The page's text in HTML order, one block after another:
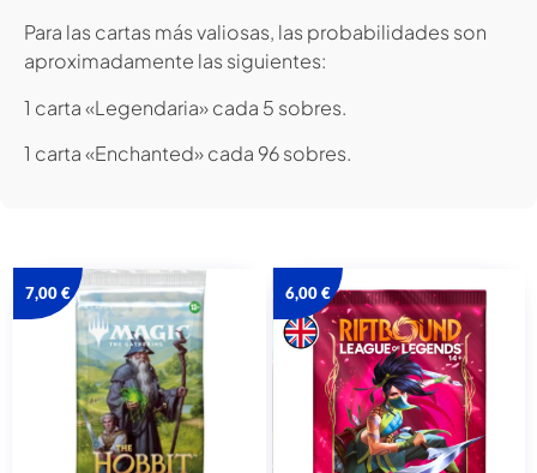
Para las cartas más valiosas, las probabilidades son
aproximadamente las siguientes:
1 carta «Legendaria» cada 5 sobres.
1 carta «Enchanted» cada 96 sobres.
7,00€ 6,00€